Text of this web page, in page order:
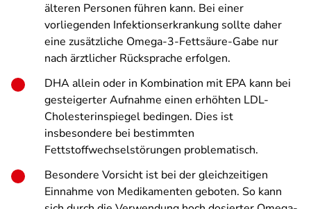
älteren Personen führen kann. Bei einer
vorliegenden Infektionserkrankung sollte daher
eine zusätzliche Omega-3-Fettsäure-Gabe nur
nach ärztlicher Rücksprache erfolgen.
DHA allein oder in Kombination mit EPA kann bei
gesteigerter Aufnahme einen erhöhten LDL-
Cholesterinspiegel bedingen. Dies ist
insbesondere bei bestimmten
Fettstoffwechselstörungen problematisch.
Besondere Vorsicht ist bei der gleichzeitigen
Einnahme von Medikamenten geboten. So kann